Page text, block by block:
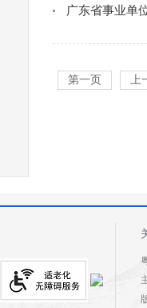
广东省事业单
第一页 上